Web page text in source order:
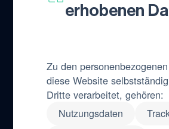
erhobenen
Zu den
diese Website
Dritte verarbeitet, gehören:
Nutzungsdaten